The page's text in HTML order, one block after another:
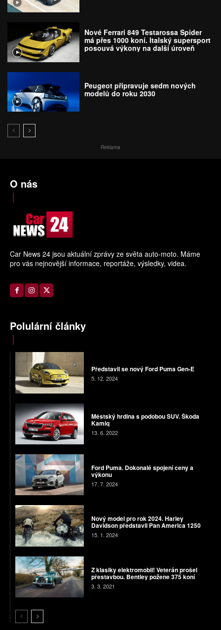
Nové Ferrari 849 Testarossa Spider
má přes 1000 koní. Italský supersport
posouvá výkony na další úroveň
Peugeot připravuje sedm nových
modelů do roku 2030
Reklama
O nás
Car News 24 jsou aktuální zprávy ze světa auto-moto. Máme
pro vás nejnovější informace, reportáže, výsledky, videa.
Polulární články
Představil se nový Ford Puma Gen-E
5. 12. 2024
Městský hrdina s podobou SUV. Škoda
Kamiq
13. 6. 2022
Ford Puma. Dokonalé spojení ceny a
výkonu
17. 7. 2024
Nový model pro rok 2024. Harley
Davidson představil Pan America 1250
15. 1. 2024
Z klasiky elektromobil! Veterán prošel
přestavbou. Bentley požene 375 koní
3. 3. 2021